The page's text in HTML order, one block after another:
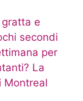
e
secondi
per
La
Montreal